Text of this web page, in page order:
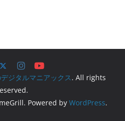
ジタルマニアックス. All rights
Powered by WordPress.